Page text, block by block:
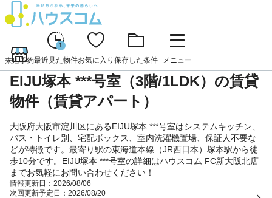
来店予約
1
最近見た物件お気に入り 保存した条件 メニュー
EIJU塚本 ***号室（3階/1LDK）の賃貸
物件（賃貸アパート）
大阪府大阪市淀川区にあるEIJU塚本 ***号室はシステムキッチン、
バス・トイレ別、宅配ボックス、室内洗濯機置場、保証人不要な
どが特徴です。最寄り駅の東海道本線（JR西日本）塚本駅から徒
歩10分です。EIJU塚本 ***号室の詳細はハウスコム FC新大阪北店
までお気軽にお問い合わせください！
情報更新日： 2026/08/06
次回更新予定日： 2026/08/20